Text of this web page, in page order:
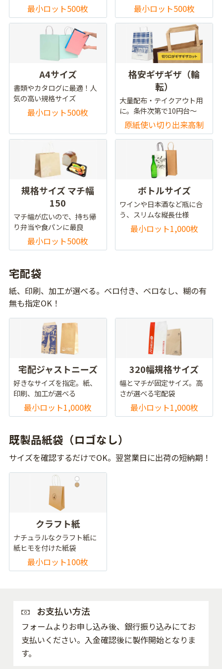
最小ロット500枚 最小ロット500枚
A4サイズ
書類やカタログに最適！人
気の高い規格サイズ
最小ロット500枚
格安ギザギザ（輪
転）
大量配布・テイクアウト用
に。条件次第で10円台～
原紙使い切り出来高制
規格サイズ マチ幅
150
マチ幅が広いので、持ち帰
り弁当や食パンに最良
最小ロット500枚
ボトルサイズ
ワインや日本酒など瓶に合
う、スリムな縦長仕様
最小ロット1,000枚
宅配袋
紙、印刷、加工が選べる。ベロ付き、ベロなし、糊の有
無も指定OK！
宅配ジャストニーズ
好きなサイズを指定。紙、
印刷、加工が選べる
最小ロット1,000枚
320幅規格サイズ
幅とマチが固定サイズ。高
さが選べる宅配袋
最小ロット1,000枚
既製品紙袋（ロゴなし）
サイズを確認するだけでOK。翌営業日に出荷の短納期！
クラフト紙
ナチュラルなクラフト紙に
紙ヒモを付けた紙袋
最小ロット100枚
お支払い方法
フォームよりお申し込み後、銀行振り込みにてお
支払いください。入金確認後に製作開始となりま
す。